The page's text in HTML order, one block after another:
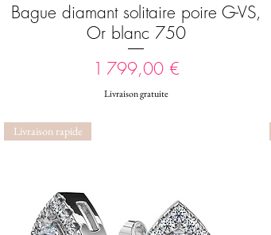
Aperçu rapide
Bague diamant solitaire poire G-VS,
Or blanc 750
Prix
1 799,00 €
Livraison gratuite
Livraison rapide